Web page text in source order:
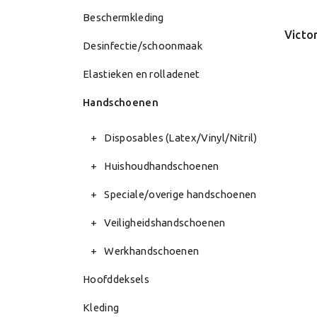
Beschermkleding
Desinfectie/schoonmaak
Elastieken en rolladenet
Handschoenen
Disposables (Latex/Vinyl/Nitril)
Huishoudhandschoenen
Speciale/overige handschoenen
Veiligheidshandschoenen
Werkhandschoenen
Hoofddeksels
Kleding